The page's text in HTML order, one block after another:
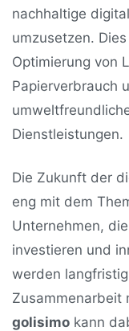
nachhaltige
umzusetzen.
Optimierung von
Papierverbrauch
Dienstleistungen.
Die Zukunft der
eng mit dem
Unternehmen,
investieren und
werden
Zusammenarbeit
golisimo kann